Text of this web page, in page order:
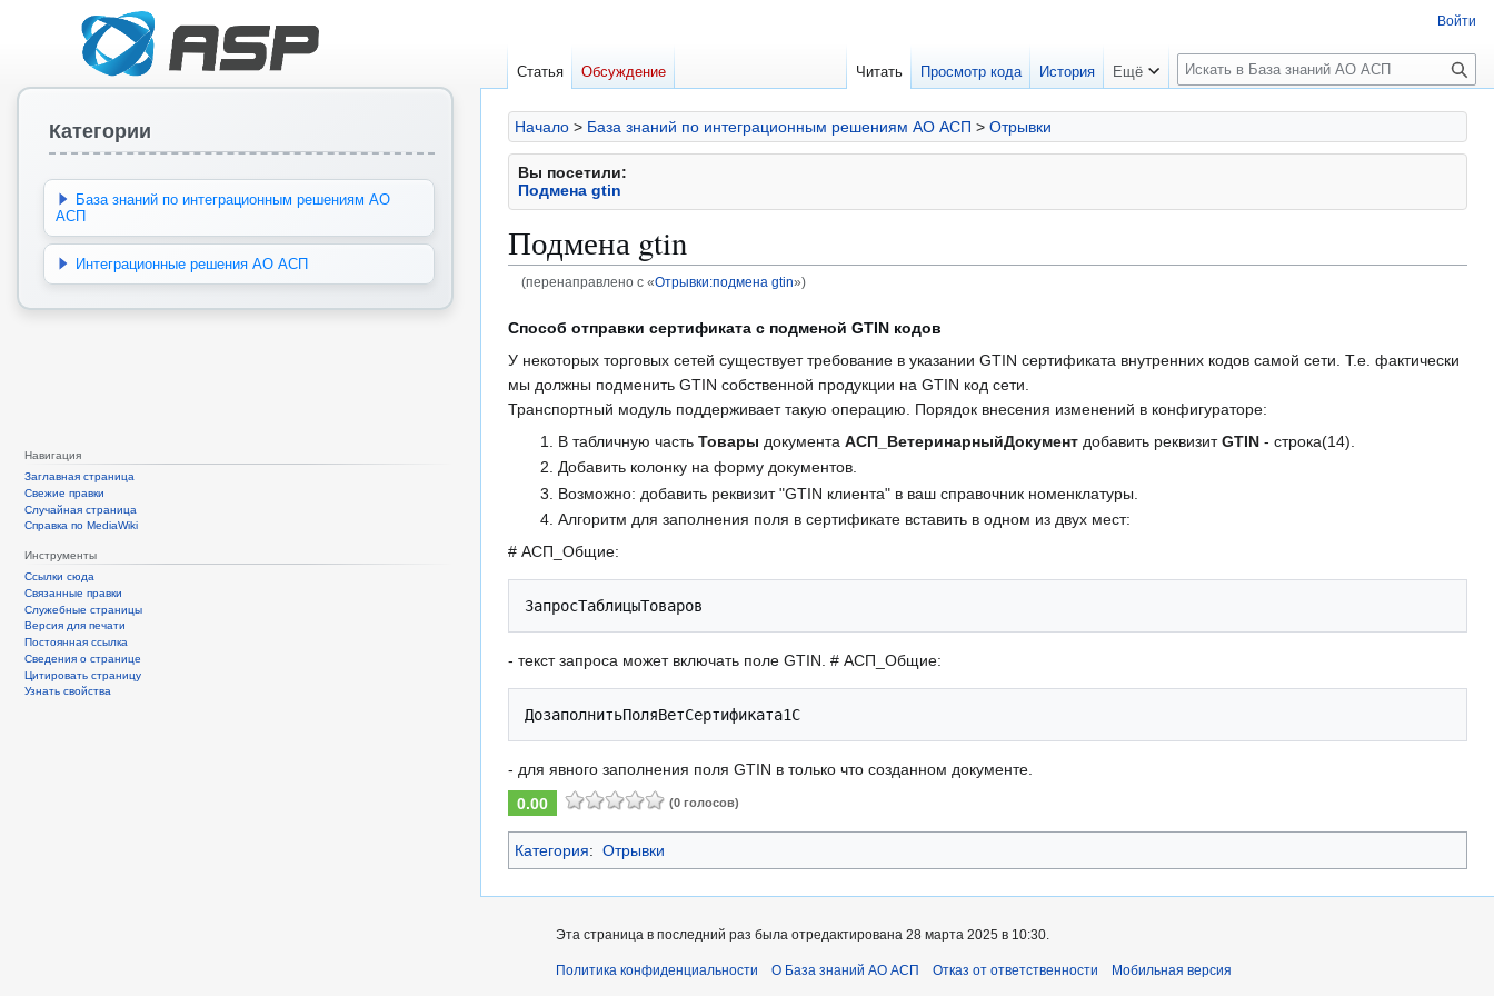
Начало > База знаний по интеграционным решениям АО АСП > Отрывки
Вы посетили:
Подмена gtin
Подмена gtin
(перенаправлено с «Отрывки:подмена gtin»)
Перейти
навигации
Перейти
поиску
Способ отправки сертификата с подменой GTIN кодов
У некоторых торговых сетей существует требование в указании GTIN сертификата внутренних кодов самой сети. Т.е. фактически
мы должны подменить GTIN собственной продукции на GTIN код сети.
Транспортный модуль поддерживает такую операцию. Порядок внесения изменений в конфигураторе:
В табличную часть Товары документа АСП_ВетеринарныйДокументдобавить реквизитGTIN- строка(14).
Добавить колонку на форму документов.
Возможно: добавить реквизит "GTIN клиента" в ваш справочник номенклатуры.
Алгоритм для заполнения поля в сертификате вставить в одном из двух мест:
# АСП_Общие:
- текст запроса может включать поле GTIN. # АСП_Общие:
- для явного заполнения поля GTIN в только что созданном документе.
0.00
(0 голосов)
Категория: Отрывки
Войти
Статья Обсуждение Читать Просмотр кода История Ещё
П
о
и
с
к
Категории
База знаний по интеграционным решениям АО
АСП
Интеграционные решения АО АСП
Навигация
Заглавная страница
Свежие правки
Случайная страница
Справка по MediaWiki
Инструменты
Ссылки сюда
Связанные правки
Служебные страницы
Версия для печати
Постоянная ссылка
Сведения о странице
Цитировать страницу
Узнать свойства
Эта страница в последний раз была отредактирована 28 марта 2025 в 10:30.
Политика конфиденциальности О База знаний АО АСП Отказ от ответственности Мобильная версия